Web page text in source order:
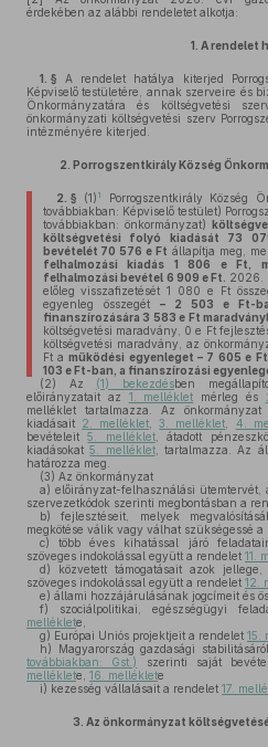
érdekében az alábbi rendeletet alkotja:
1. A rendelet
1. § A rendelet hatálya kiterjed
Képviselő testületére, annak szerveire és
Önkormányzatára és költségvetési
önkormányzati költségvetési szerv
intézményére kiterjed.
2. Porrogszentkirály Község
2. § (1) 1
Porrogszentkirály Község
továbbiakban: Képviselő testület)
továbbiakban: önkormányzat)
költségvetési folyó kiadását 73
bevételét 70 576 e Ft állapítja meg,
felhalmozási kiadás
1 806 e Ft,
felhalmozási bevétel 6 909 e Ft.
2026.
előleg visszafizetését 1 080 e Ft
egyenleg összegét – 2 503 e Ft-
finanszírozására 3 583 e Ft maradványt
költségvetési maradvány, 0 e Ft
költségvetési maradvány, az
Ft aműködési egyenleget – 7 605 e
103 e Ft-ban, a finanszírozási
(2) Az (1) bekezdésben
előirányzatait az 1. melléklet mérleg és
melléklet tartalmazza. Az
kiadásait 2. melléklet ,3. melléklet 4.
bevételeit5. melléklet, átadott
kiadásokat5. melléklet, tartalmazza. Az
határozza meg.
(3) Az önkormányzat
a) előirányzat-felhasználási ütemtervét,
szervezetkódok szerinti megbontásban a
b) fejlesztéseit, melyek
megkötése válik vagy válhat szükségessé a
c) több éves kihatással járó
szöveges indokolással együtt a rendelet 11.
d) közvetett támogatásait azok
szöveges indokolással együtt a rendelet 12.
e) állami hozzájárulásának jogcímeit és
f) szociálpolitikai, egészségügyi
melléklete,
g) Európai Uniós projektjeit a rendelet 15.
h) Magyarország gazdasági
továbbiakban: Gst.)
szerinti saját
melléklete, 16. melléklete
i) kezesség vállalásait a rendelet 17.
3. Az önkormányzat